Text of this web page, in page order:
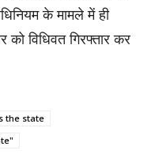
के मामले में ही
को विधिवत गिरफ्तार कर
the state